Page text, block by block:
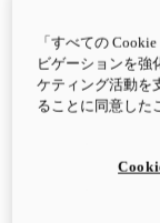
「すべての
ビゲーションを強
ケティング活動を
ることに同意した